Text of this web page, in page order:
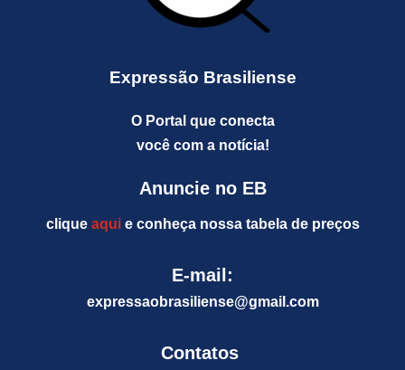
Expressão Brasiliense
O Portal que conecta
você com a notícia!
Anuncie no EB
clique aquie conheça nossa tabela de preços
E-mail:
expressaobrasiliense@gmail.com
Contatos